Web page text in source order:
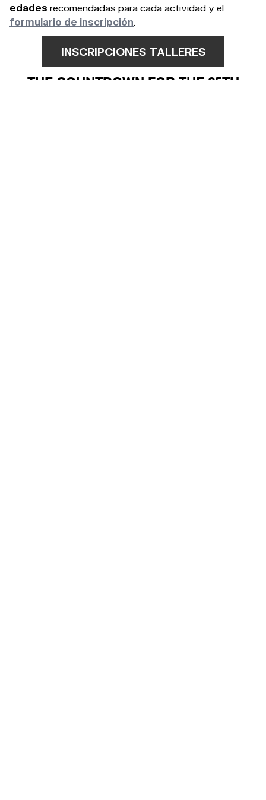
edades recomendadas para cada actividad y el
formulario de inscripción
INSCRIPCIONES TALLERES
THE COUNTDOWN FOR THE 25TH